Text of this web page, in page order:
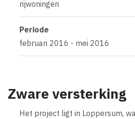
rijwoningen
Periode
februari 2016 - mei 2016
Zware versterking
Het project ligt in Loppersum,